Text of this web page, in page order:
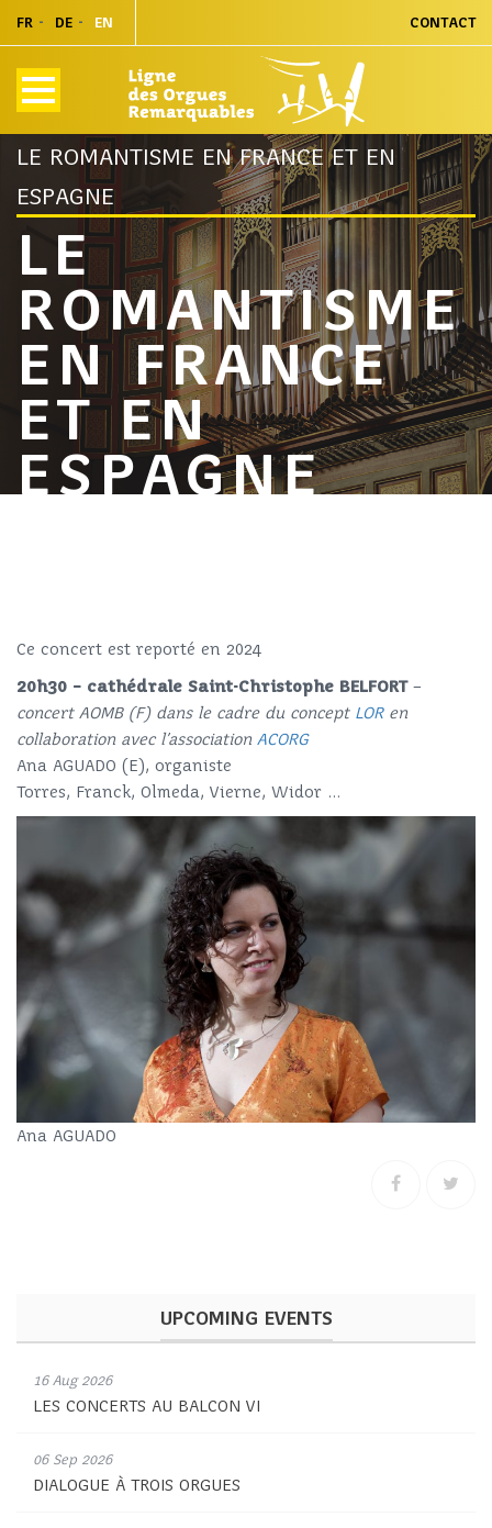
FR DE EN CONTACT
HOME
AGENDA
LE ROMANTISME EN FRANCE ET EN
ESPAGNE
LE
ROMANTISME
EN FRANCE
ET EN
ESPAGNE
Ce concert est reporté en 2024
20h30 – cathédrale Saint-Christophe BELFORT–
concert AOMB (F) dans le cadre du concept LORen
collaboration avec l’association ACORG
Ana AGUADO (E), organiste
Torres, Franck, Olmeda, Vierne, Widor …
Ana AGUADO
UPCOMING EVENTS
16 Aug 2026
LES CONCERTS AU BALCON VI
06 Sep 2026
DIALOGUE À TROIS ORGUES